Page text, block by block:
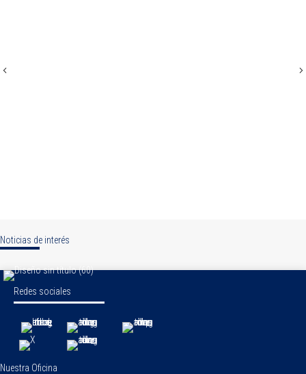
Previous
Noticias de interés
Redes sociales
Nuestra Oficina